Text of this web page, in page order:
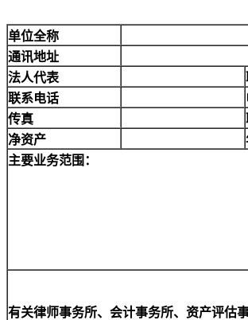
单位全称
通讯地址
法人代表
联系电话
传真
净资产
主要业务范围：
有关律师事务所、会计事务所、资产评估